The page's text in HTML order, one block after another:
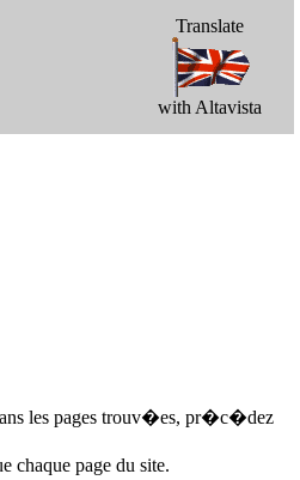
Translate
with Altavista
les pages trouv�es, pr�c�dez
chaque page du site.